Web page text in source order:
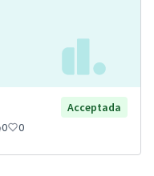
Acceptada
0 0